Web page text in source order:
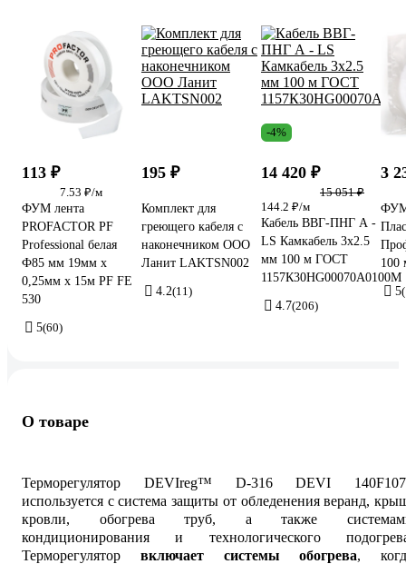
113 ₽
7.53 ₽/м
ФУМ лента
PROFACTOR PF
Professional белая
Ф85 мм 19мм х
0,25мм х 15м PF FE
530
5(60)
195 ₽
Комплект для
греющего кабеля с
наконечником ООО
Ланит LAKTSN002
4.2(11)
-4%
14 420 ₽
15 051 ₽
144.2 ₽/м
Кабель ВВГ-ПНГ А -
LS Камкабель 3x2.5
мм 100 м ГОСТ
1157К30HG00070А0100М
4.7(206)
3
ФУМ
100
5
О товаре
Терморегулятор DEVIreg™ D-316 DEVI
используется с система защиты от обледенения веранд,
кровли, обогрева труб, а также
кондиционирования и технологического
Терморегулятор включает системы обогрева,